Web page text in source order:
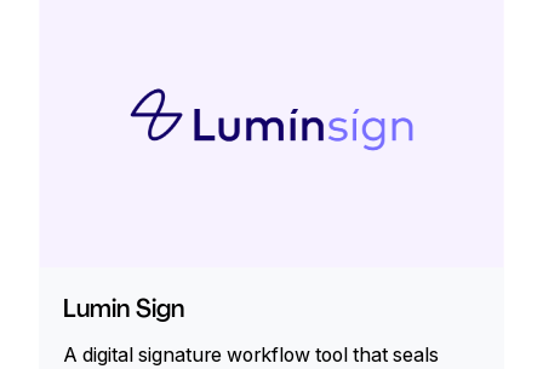
Lumin Sign
A digital signature workflow tool that seals